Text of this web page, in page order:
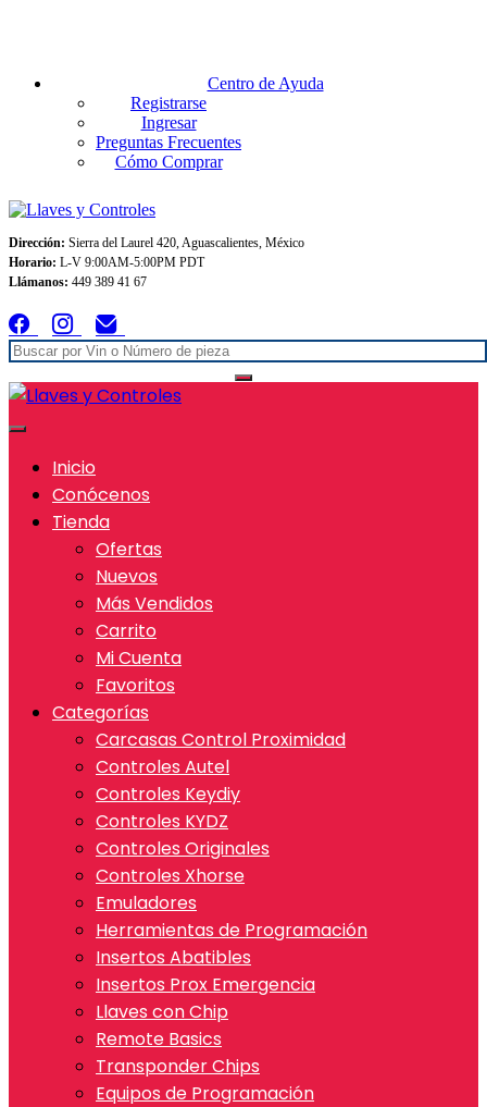
Centro de Ayuda
Registrarse
Ingresar
Preguntas Frecuentes
Cómo Comprar
Dirección: Sierra del Laurel 420, Aguascalientes, México
Horario: L-V 9:00AM-5:00PM PDT
Llámanos: 449 389 41 67
Inicio
Conócenos
Tienda
Ofertas
Nuevos
Más Vendidos
Carrito
Mi Cuenta
Favoritos
Categorías
Carcasas Control Proximidad
Controles Autel
Controles Keydiy
Controles KYDZ
Controles Originales
Controles Xhorse
Emuladores
Herramientas de Programación
Insertos Abatibles
Insertos Prox Emergencia
Llaves con Chip
Remote Basics
Transponder Chips
Equipos de Programación